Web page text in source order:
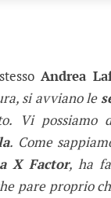
Andrea
si avviano le
Vi possiamo
. Come
X Factor, ha
pare proprio